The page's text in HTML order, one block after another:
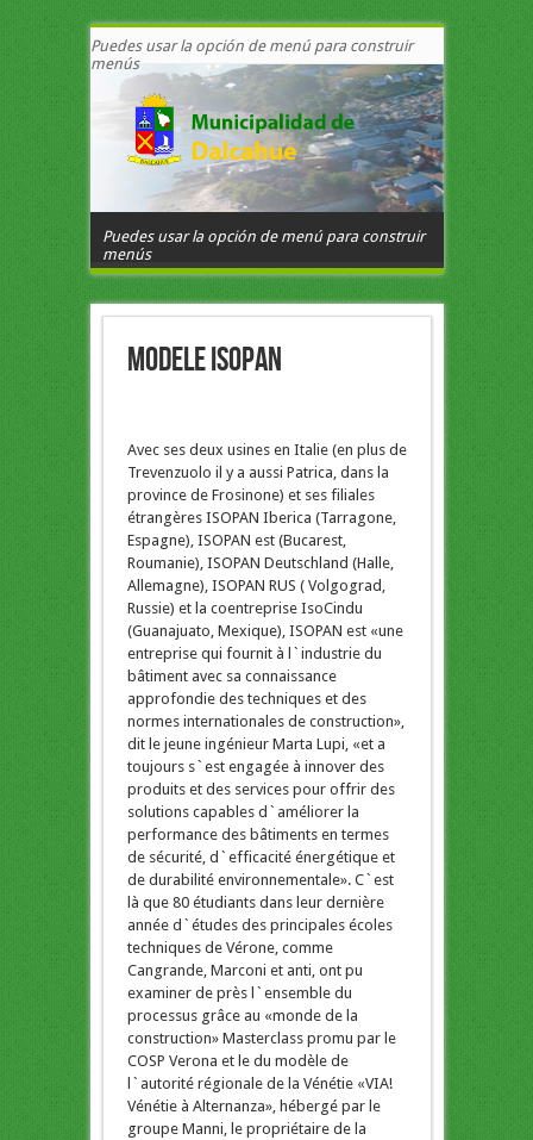
Puedes usar la opción de menú para construir
menús
Puedes usar la opción de menú para construir
menús
Modele isopan
Avec ses deux usines en Italie (en plus de
Trevenzuolo il y a aussi Patrica, dans la
province de Frosinone) et ses filiales
étrangères ISOPAN Iberica (Tarragone,
Espagne), ISOPAN est (Bucarest,
Roumanie), ISOPAN Deutschland (Halle,
Allemagne), ISOPAN RUS ( Volgograd,
Russie) et la coentreprise IsoCindu
(Guanajuato, Mexique), ISOPAN est «une
entreprise qui fournit à l`industrie du
bâtiment avec sa connaissance
approfondie des techniques et des
normes internationales de construction»,
dit le jeune ingénieur Marta Lupi, «et a
toujours s`est engagée à innover des
produits et des services pour offrir des
solutions capables d`améliorer la
performance des bâtiments en termes
de sécurité, d`efficacité énergétique et
de durabilité environnementale». C`est
là que 80 étudiants dans leur dernière
année d`études des principales écoles
techniques de Vérone, comme
Cangrande, Marconi et anti, ont pu
examiner de près l`ensemble du
processus grâce au «monde de la
construction» Masterclass promu par le
COSP Verona et le du modèle de
l`autorité régionale de la Vénétie «VIA!
Vénétie à Alternanza», hébergé par le
groupe Manni, le propriétaire de la